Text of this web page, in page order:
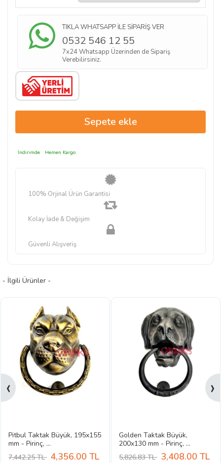
TIKLA WHATSAPP İLE SİPARİŞ VER
0532 546 12 55
7x24 Whatsapp Üzerinden de Sipariş
Verebilirsiniz.
İndirimde Hemen Kargo
100% Orjinal Ürün Garantisi
Kolay İade & Değişim
Güvenli Alışveriş
- İlgili Ürünler -
Pitbul Taktak Büyük, 195x155
mm - Pirinç, ...
7,442.25 TL 4,356.00 TL
Golden Taktak Büyük,
200x130 mm - Pirinç, ...
5,826.83 TL 3,408.00 TL
‹ ›